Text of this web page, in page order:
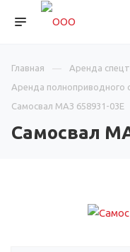
Главная
Аренда
Аренда полноприводного
Самосвал МАЗ 658931-03Е
Самосвал